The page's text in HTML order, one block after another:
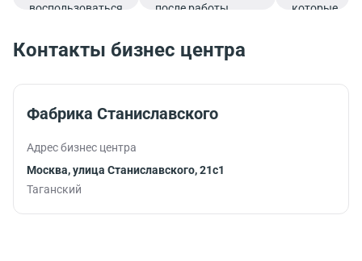
воспользоваться
после работы.
которые
продуктивно
Контакты бизнес центра
Фабрика Станиславского
Адрес бизнес центра
Москва, улица Станиславского, 21с1
Таганский